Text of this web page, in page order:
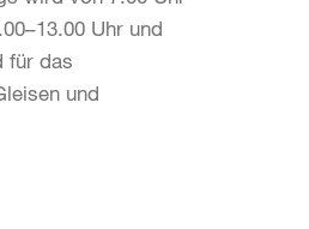
Uhr und
für das
und